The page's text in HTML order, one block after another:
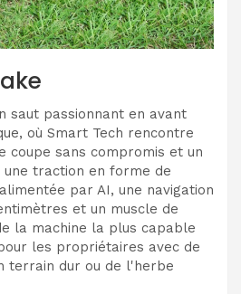
saut passionnant en avant
où Smart Tech rencontre
coupe sans compromis et un
une traction en forme de
par AI, une navigation
et un muscle de
la machine la plus capable
les propriétaires avec de
terrain dur ou de l'herbe